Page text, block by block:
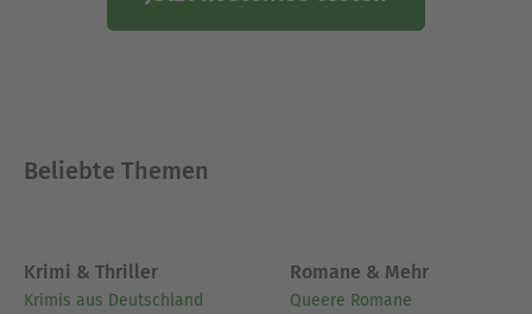
Feldenkrais-Pädagogin. Nach jahrelanger
den „Klawitter-Kreis“ in Unterschleißheim bei
München.
Beliebte Themen
Krimi & Thriller
Krimis aus Deutschland
Romane & Mehr
Queere Romane